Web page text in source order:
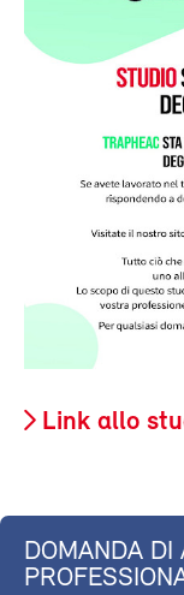
Link allo
DOMANDA DI